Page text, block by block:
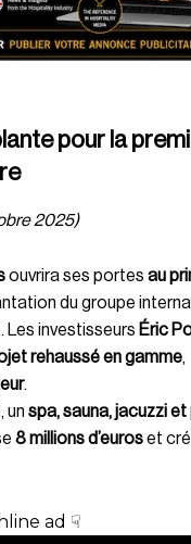
pour la
2025)
ouvrira ses portes au
du groupe
Les investisseurs Éric
rehaussé en gamme,
.
un spa, sauna, jacuzzi et
8 millions d’euroset
ad ☟